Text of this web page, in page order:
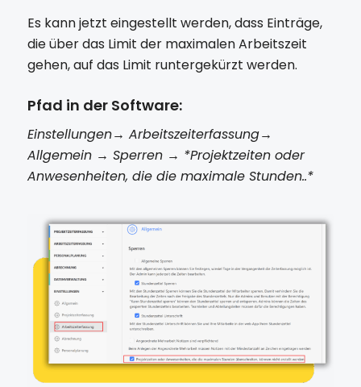
Es kann jetzt eingestellt werden, dass Einträge,
die über das Limit der maximalen Arbeitszeit
gehen, auf das Limit runtergekürzt werden.
Pfad in der Software:
Einstellungen→ Arbeitszeiterfassung→
Allgemein → Sperren → *Projektzeiten oder
Anwesenheiten, die die maximale Stunden..*